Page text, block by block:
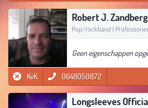
Robert J.
Pop/rockband |
Geen eigenschappen
KvK 0648050872
Longsleeves